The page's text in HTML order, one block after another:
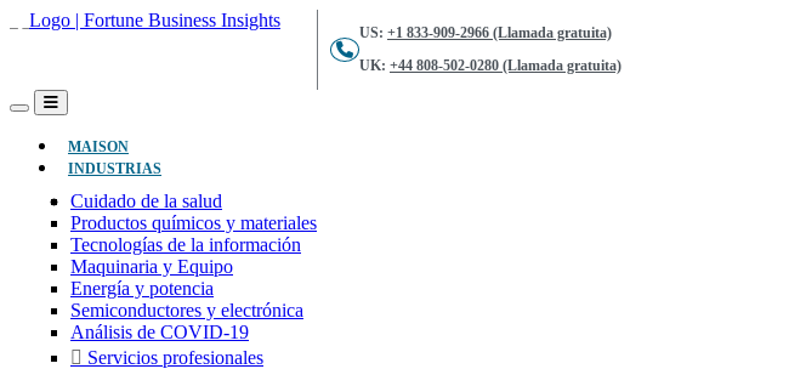
US: +1 833-909-2966 (Llamada gratuita)
UK: +44 808-502-0280 (Llamada gratuita)
MAISON(ACTUAL)
INDUSTRIAS
Cuidado de la salud
Productos químicos y materiales
Tecnologías de la información
Maquinaria y Equipo
Energía y potencia
Semiconductores y electrónica
Análisis de COVID-19
Servicios profesionales